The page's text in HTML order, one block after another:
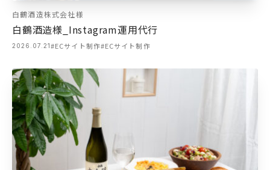
白鶴酒造株式会社様
白鶴酒造様_Instagram運用代行
2026.07.21 #ECサイト制作#ECサイト制作